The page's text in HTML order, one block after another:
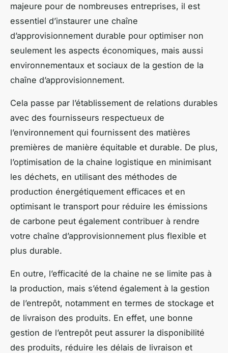
majeure pour de nombreuses entreprises, il est
essentiel d’instaurer une chaîne
d’approvisionnement durable pour optimiser non
seulement les aspects économiques, mais aussi
environnementaux et sociaux de la gestion de la
chaîne d’approvisionnement.
Cela passe par l’établissement de relations durables
avec des fournisseurs respectueux de
l’environnement qui fournissent des matières
premières de manière équitable et durable. De plus,
l’optimisation de la chaine logistique en minimisant
les déchets, en utilisant des méthodes de
production énergétiquement efficaces et en
optimisant le transport pour réduire les émissions
de carbone peut également contribuer à rendre
votre chaîne d’approvisionnement plus flexible et
plus durable.
En outre, l’efficacité de la chaine ne se limite pas à
la production, mais s’étend également à la gestion
de l’entrepôt, notamment en termes de stockage et
de livraison des produits. En effet, une bonne
gestion de l’entrepôt peut assurer la disponibilité
des produits, réduire les délais de livraison et